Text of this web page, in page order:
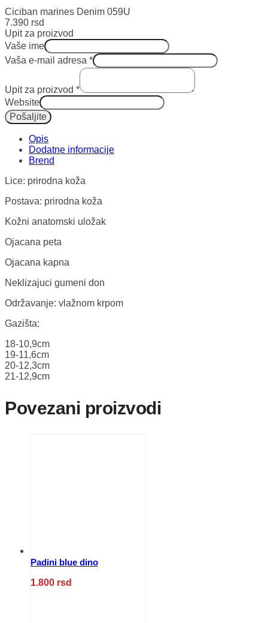
Ciciban marines Denim 059U
7.390 rsd
Upit za proizvod
Vaše ime
Vaša e-mail adresa *
Upit za proizvod *
Website
Pošaljite
Opis
Dodatne informacije
Lice: prirodna koža
Postava: prirodna koža
Kožni anatomski uložak
Ojacana peta
Ojacana kapna
Neklizajuci gumeni don
Održavanje: vlažnom krpom
Gazišta:
18-10,9cm
19-11,6cm
20-12,3cm
21-12,9cm
Povezani proizvodi
Padini blue dino
1.800 rsd